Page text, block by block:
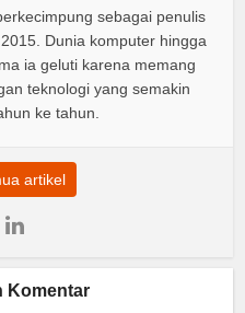
sebagai penulis
Dunia komputer hingga
ia geluti karena memang
teknologi yang semakin
ke tahun.
artikel
Komentar